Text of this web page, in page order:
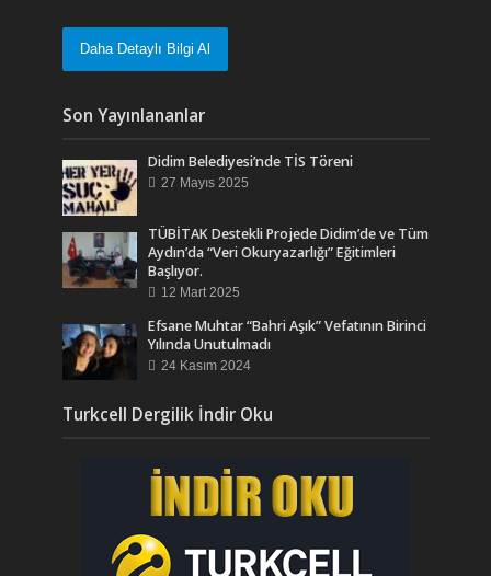
Daha Detaylı Bilgi Al
Son Yayınlananlar
Didim Belediyesi’nde TİS Töreni
27 Mayıs 2025
TÜBİTAK Destekli Projede Didim’de ve Tüm
Aydın’da “Veri Okuryazarlığı” Eğitimleri
Başlıyor.
12 Mart 2025
Efsane Muhtar “Bahri Aşık” Vefatının Birinci
Yılında Unutulmadı
24 Kasım 2024
Turkcell Dergilik İndir Oku